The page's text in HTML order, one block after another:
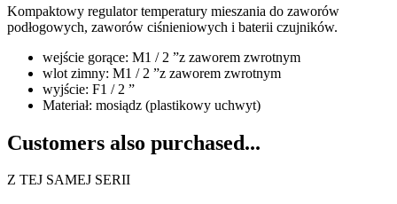
Kompaktowy regulator temperatury mieszania do zaworów
podłogowych, zaworów ciśnieniowych i baterii czujników.
wejście gorące: M1 / 2 ”z zaworem zwrotnym
wlot zimny: M1 / 2 ”z zaworem zwrotnym
wyjście: F1 / 2 ”
Materiał: mosiądz (plastikowy uchwyt)
Customers also purchased...
Z TEJ SAMEJ SERII